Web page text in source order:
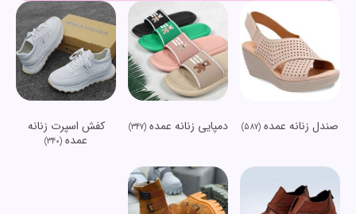
صندل زنانه عمده (587) دمپایی زنانه عمده(347)
کفش اسپرت زنانه
عمده (340)